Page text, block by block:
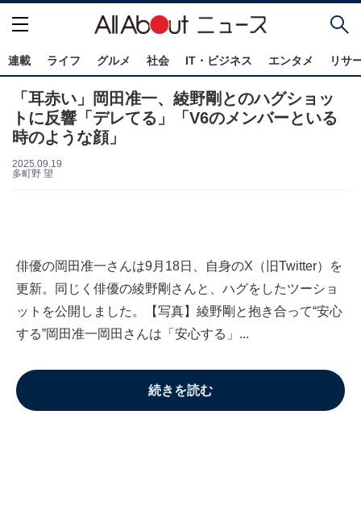
連載 ライフ グルメ 社会 IT・ビジネス エンタメ リサ
「耳赤い」岡田准一、綾野剛とのハグショッ
トに反響「デレてる」「V6のメンバーといる
時のような顔」
2025.09.19
多町野 望
俳優の岡田准一さんは9月18日、自身のX（旧Twitter）を
更新。同じく俳優の綾野剛さんと、ハグをしたツーショ
ットを公開しました。【写真】綾野剛と抱き合って“安心
する”岡田准一岡田さんは「安心する」...
続きを読む